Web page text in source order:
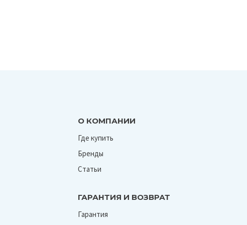
О КОМПАНИИ
Где купить
Бренды
Статьи
ГАРАНТИЯ И ВОЗВРАТ
Гарантия